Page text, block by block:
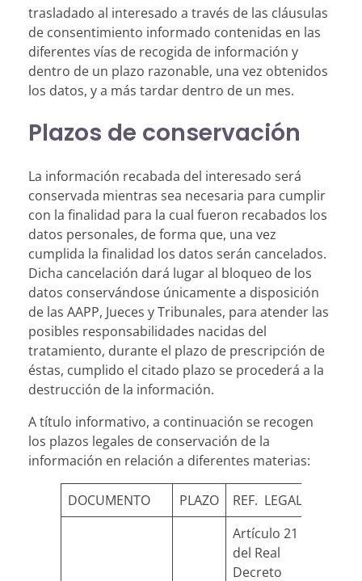
trasladado al interesado a través de las cláusulas
de consentimiento informado contenidas en las
diferentes vías de recogida de información y
dentro de un plazo razonable, una vez obtenidos
los datos, y a más tardar dentro de un mes.
Plazos de conservación
La información recabada del interesado será
conservada mientras sea necesaria para cumplir
con la finalidad para la cual fueron recabados los
datos personales, de forma que, una vez
cumplida la finalidad los datos serán cancelados.
Dicha cancelación dará lugar al bloqueo de los
datos conservándose únicamente a disposición
de las AAPP, Jueces y Tribunales, para atender las
posibles responsabilidades nacidas del
tratamiento, durante el plazo de prescripción de
éstas, cumplido el citado plazo se procederá a la
destrucción de la información.
A título informativo, a continuación se recogen
los plazos legales de conservación de la
información en relación a diferentes materias:
DOCUMENTO PLAZO REF. LEGAL
Artículo 21
del Real
Decreto